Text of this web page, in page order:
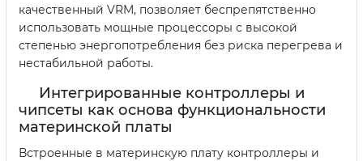
качественный VRM, позволяет беспрепятственно
использовать мощные процессоры с высокой
степенью энергопотребления без риска перегрева и
нестабильной работы.
Интегрированные контроллеры и
чипсеты как основа функциональности
материнской платы
Встроенные в материнскую плату контроллеры и